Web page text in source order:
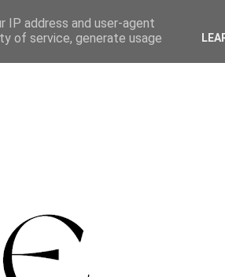
IP address and user-agent
of service, generate usage